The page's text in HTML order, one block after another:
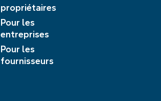
propriétaires
Pour les
entreprises
Pour les
fournisseurs